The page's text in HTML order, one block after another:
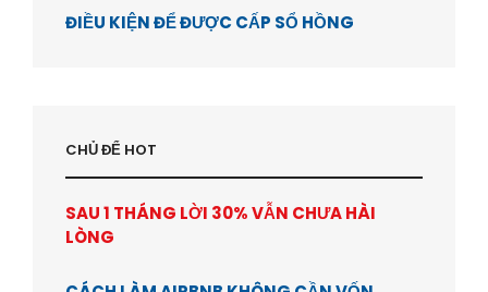
ĐIỀU KIỆN ĐỂ ĐƯỢC CẤP SỔ HỒNG
CHỦ ĐỂ HOT
SAU 1 THÁNG LỜI 30% VẪN CHƯA HÀI
LÒNG